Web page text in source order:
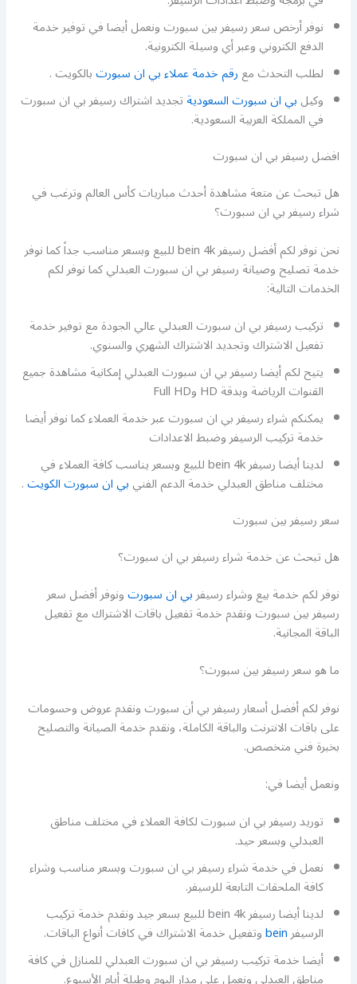
نوفر أرخص سعر رسيفر بين سبورت ونعمل أيضا في توفير خدمة
الدفع الكتروني وعبر أي وسيلة الكترونية.
لطلب التحدث معرقم خدمة عملاء بي ان سبورتبالكويت .
وكيلبي ان سبورت السعوديةتجديد اشتراك رسيفر بي ان سبورت
في المملكة العربية السعودية.
افضل رسيفر بي ان سبورت
هل تبحث عن متعة مشاهدة أحدث مباريات كأس العالم وترغب في
شراء رسيفر بي ان سبورت؟
نحن نوفر لكم أفضل رسيفر bein 4k للبيع وبسعر مناسب جداً كما نوفر
خدمة تصليح وصيانة رسيفر بي ان سبورت العبدلي كما نوفر لكم
الخدمات التالية:
تركيب رسيفر بي ان سبورت العبدلي عالي الجودة مع توفير خدمة
تفعيل الاشتراك وتجديد الاشتراك الشهري والسنوي.
يتيح لكم أيضا رسيفر بي ان سبورت العبدلي إمكانية مشاهدة جميع
القنوات الرياضة وبدقة HD وFull HD
يمكنكم شراء رسيفر بي ان سبورت عبر خدمة العملاء كما نوفر أيضا
خدمة تركيب الرسيفر وضبط الاعدادات
لدينا أيضا رسيفر bein 4k للبيع وبسعر يناسب كافة العملاء في
مختلف مناطق العبدلي خدمة الدعم الفنيبي ان سبورت الكويت.
سعر رسيفر بين سبورت
هل تبحث عن خدمة شراء رسيفر بي ان سبورت؟
نوفر لكم خدمة بيع وشراء رسيفربي ان سبورتونوفر أفضل سعر
رسيفر بين سبورت ونقدم خدمة تفعيل باقات الاشتراك مع تفعيل
الباقة المجانية.
ما هو سعر رسيفر بين سبورت؟
نوفر لكم أفضل أسعار رسيفر بي أن سبورت ونقدم عروض وحسومات
على باقات الانترنت والباقة الكاملة، ونقدم خدمة الصيانة والتصليح
بخبرة فني متخصص.
ونعمل أيضا في:
توريد رسيفر بي ان سبورت لكافة العملاء في مختلف مناطق
العبدلي وبسعر حيد.
نعمل في خدمة شراء رسيفر بي ان سبورت وبسعر مناسب وشراء
كافة الملحقات التابعة للرسيفر.
لدينا أيضا رسيفر bein 4k للبيع بسعر جيد ونقدم خدمة تركيب
الرسيفرbeinوتفعيل خدمة الاشتراك في كافات أنواع الباقات.
أيضا خدمة تركيب رسيفر بي ان سبورت العبدلي للمنازل في كافة